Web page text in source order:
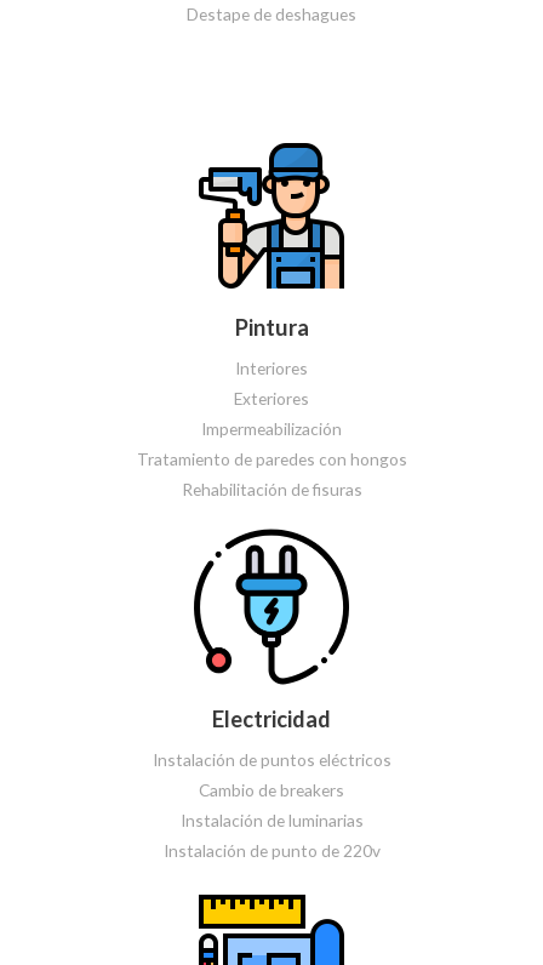
Destape de deshagues
Pintura
Interiores
Exteriores
Impermeabilización
Tratamiento de paredes con hongos
Rehabilitación de fisuras
Electricidad
Instalación de puntos eléctricos
Cambio de breakers
Instalación de luminarias
Instalación de punto de 220v